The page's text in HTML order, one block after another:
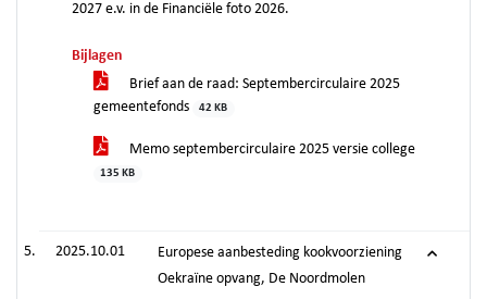
2027 e.v. in de Financiële foto 2026.
Bijlagen
Brief aan de raad: Septembercirculaire 2025
gemeentefonds
42 KB
Memo septembercirculaire 2025 versie college
135 KB
2025.10.01
Europese aanbesteding kookvoorziening
Oekraïne opvang, De Noordmolen